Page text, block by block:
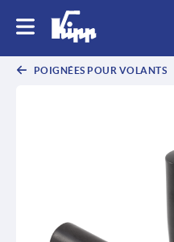
POIGNÉES POUR VOLANTS